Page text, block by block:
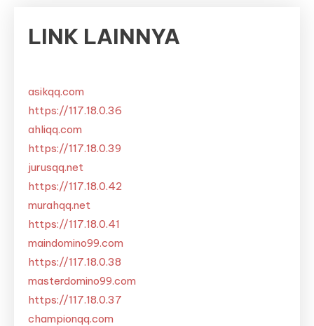
LINK LAINNYA
asikqq.com
https://117.18.0.36
ahliqq.com
https://117.18.0.39
jurusqq.net
https://117.18.0.42
murahqq.net
https://117.18.0.41
maindomino99.com
https://117.18.0.38
masterdomino99.com
https://117.18.0.37
championqq.com